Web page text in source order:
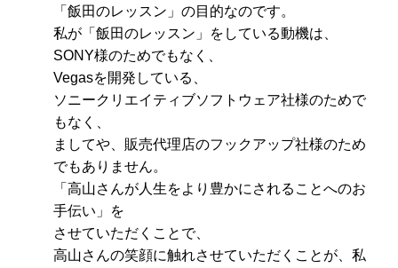
「飯田のレッスン」の目的なのです。
私が「飯田のレッスン」をしている動機は、
SONY様のためでもなく、
Vegasを開発している、
ソニークリエイティブソフトウェア社様のためで
もなく、
ましてや、販売代理店のフックアップ社様のため
でもありません。
「高山さんが人生をより豊かにされることへのお
手伝い」を
させていただくことで、
高山さんの笑顔に触れさせていただくことが、私